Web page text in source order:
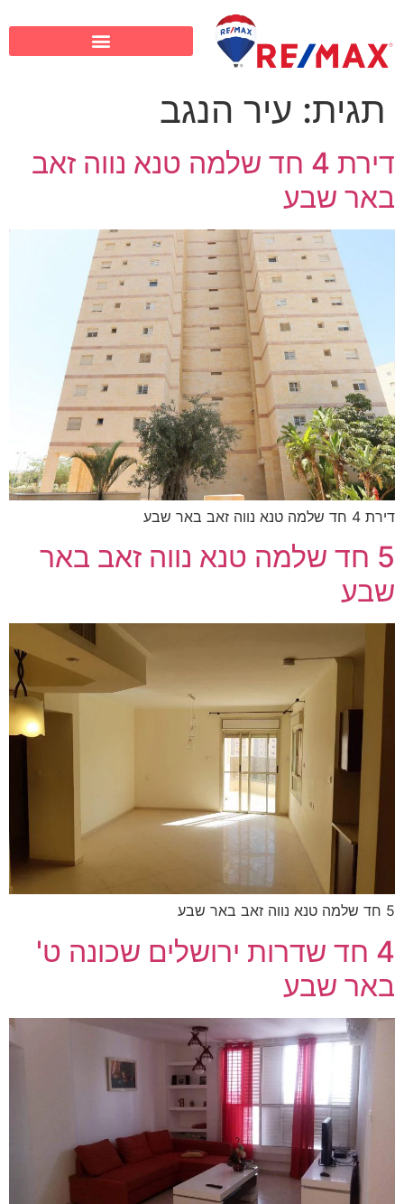
תגית: עיר הנגב
דירת 4 חד שלמה טנא נווה זאב
באר שבע
דירת 4 חד שלמה טנא נווה זאב באר שבע
5 חד שלמה טנא נווה זאב באר
שבע
5 חד שלמה טנא נווה זאב באר שבע
4 חד שדרות ירושלים שכונה ט'
באר שבע